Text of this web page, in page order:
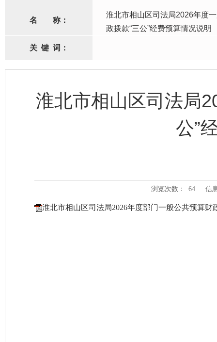
名 称：
淮北市相山区司法局2026年度
政拨款“三公”经费预算情况说明
关 键 词：
淮北市相山区司法局
公”
浏览次数： 64 信
淮北市相山区司法局2026年度部门一般公共预算财